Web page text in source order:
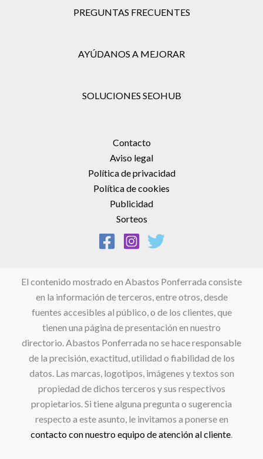
PREGUNTAS FRECUENTES
AYÚDANOS A MEJORAR
SOLUCIONES SEOHUB
Contacto
Aviso legal
Política de privacidad
Política de cookies
Publicidad
Sorteos
El contenido mostrado en Abastos Ponferrada consiste
en la información de terceros, entre otros, desde
fuentes accesibles al público, o de los clientes, que
tienen una página de presentación en nuestro
directorio. Abastos Ponferrada no se hace responsable
de la precisión, exactitud, utilidad o fiabilidad de los
datos. Las marcas, logotipos, imágenes y textos son
propiedad de dichos terceros y sus respectivos
propietarios. Si tiene alguna pregunta o sugerencia
respecto a este asunto, le invitamos a ponerse en
contacto con nuestro equipo de atención al cliente.